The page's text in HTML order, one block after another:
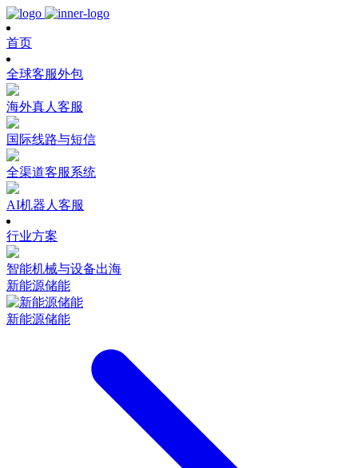
首页
全球客服外包
海外真人客服
国际线路与短信
全渠道客服系统
AI机器人客服
行业方案
智能机械与设备出海
新能源储能
新能源储能